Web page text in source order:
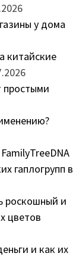
у дома
китайские
простыми
гаплогрупп в
роскошный и
цветов
и как их